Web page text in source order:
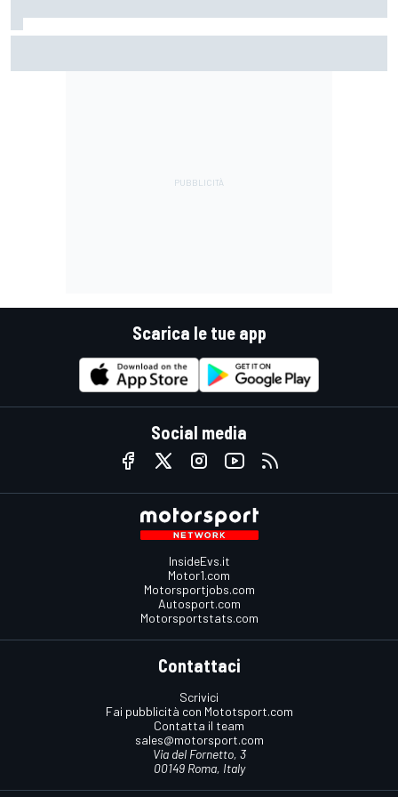
Scarica le tue app
Social media
InsideEvs.it
Motor1.com
Motorsportjobs.com
Autosport.com
Motorsportstats.com
Contattaci
Scrivici
Fai pubblicità con Mototsport.com
Contatta il team
sales@motorsport.com
Via del Fornetto, 3
00149 Roma, Italy